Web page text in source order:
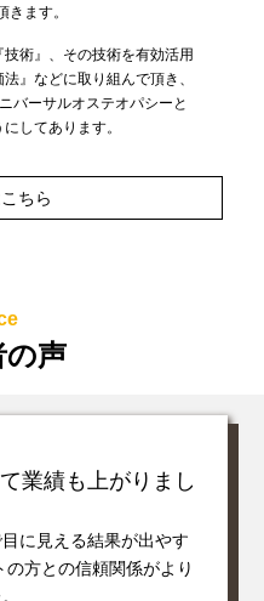
ます。
術』、その技術を有効活用
』などに取り組んで頂き、
バーサルオステオパシーと
してあります。
ちら
の声
業績も上がりまし
に見える結果が出やす
方との信頼関係がより